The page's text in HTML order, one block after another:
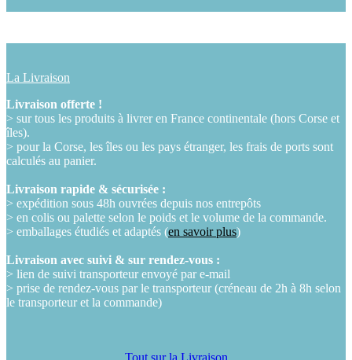
La Livraison
Livraison offerte !
> sur tous les produits à livrer en France continentale (hors Corse et
îles).
> pour la Corse, les îles ou les pays étranger, les frais de ports sont
calculés au panier.
Livraison rapide & sécurisée :
> expédition sous 48h ouvrées depuis nos entrepôts
> en colis ou palette selon le poids et le volume de la commande.
> emballages étudiés et adaptés (en savoir plus)
Livraison avec suivi & sur rendez-vous :
> lien de suivi transporteur envoyé par e-mail
> prise de rendez-vous par le transporteur (créneau de 2h à 8h selon
le transporteur et la commande)